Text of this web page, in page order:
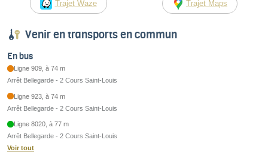
Trajet Waze Trajet Maps
Venir en transports en commun
En bus
Ligne 909, à 74 m
Arrêt Bellegarde - 2 Cours Saint-Louis
Ligne 923, à 74 m
Arrêt Bellegarde - 2 Cours Saint-Louis
Ligne 8020, à 77 m
Arrêt Bellegarde - 2 Cours Saint-Louis
Voir tout